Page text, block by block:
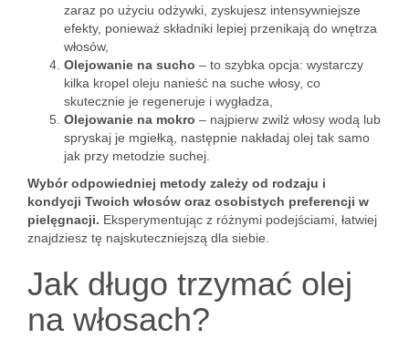
zaraz po użyciu odżywki, zyskujesz intensywniejsze
efekty, ponieważ składniki lepiej przenikają do wnętrza
włosów,
Olejowanie na sucho – to szybka opcja: wystarczy
kilka kropel oleju nanieść na suche włosy, co
skutecznie je regeneruje i wygładza,
Olejowanie na mokro – najpierw zwilż włosy wodą lub
spryskaj je mgiełką, następnie nakładaj olej tak samo
jak przy metodzie suchej.
Wybór odpowiedniej metody zależy od rodzaju i
kondycji Twoich włosów oraz osobistych preferencji w
pielęgnacji. Eksperymentując z różnymi podejściami, łatwiej
znajdziesz tę najskuteczniejszą dla siebie.
Jak długo trzymać olej
na włosach?